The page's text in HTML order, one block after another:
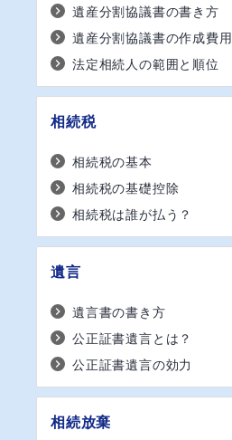
遺産分割協議書の書き方
遺産分割協議書の作成費用
法定相続人の範囲と順位
相続税
相続税の基本
相続税の基礎控除
相続税は誰が払う？
遺言
遺言書の書き方
公正証書遺言とは？
公正証書遺言の効力
相続放棄